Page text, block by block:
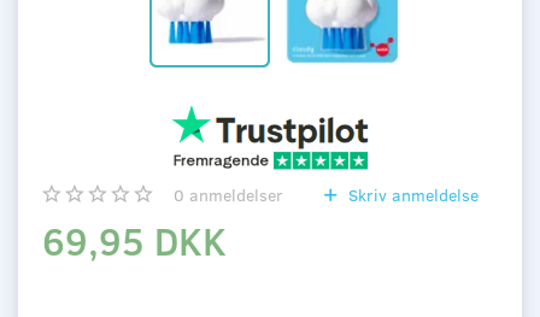
0 anmeldelser Skriv anmeldelse
69,95 DKK